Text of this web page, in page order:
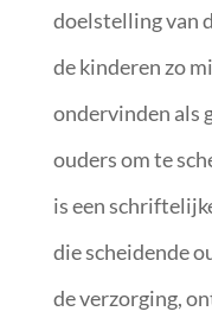
doelstelling van
de kinderen zo
ondervinden als
ouders om te
is een
die scheidende
de verzorging,